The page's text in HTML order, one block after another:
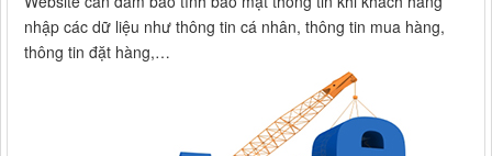
nhập các dữ liệu như thông tin cá nhân, thông tin mua hàng,
thông tin đặt hàng,…